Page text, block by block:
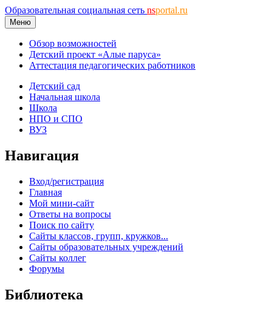
Образовательная социальная сеть nsportal.ru
Меню
Обзор возможностей
Детский проект «Алые паруса»
Аттестация педагогических работников
Детский сад
Начальная школа
Школа
НПО и СПО
ВУЗ
Навигация
Вход/регистрация
Главная
Мой мини-сайт
Ответы на вопросы
Поиск по сайту
Сайты классов, групп, кружков...
Сайты образовательных учреждений
Сайты коллег
Форумы
Библиотека